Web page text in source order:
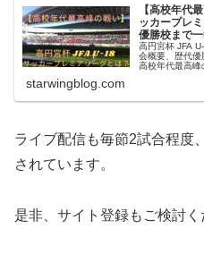
【高校年代
ッカープレ
優勝校まで
高円宮杯 JFA
会概要、歴代優
高校年代最高峰
starwingblog.com
ライブ配信も毎節2試合程度
されています。
是非、サイト登録もご検討く